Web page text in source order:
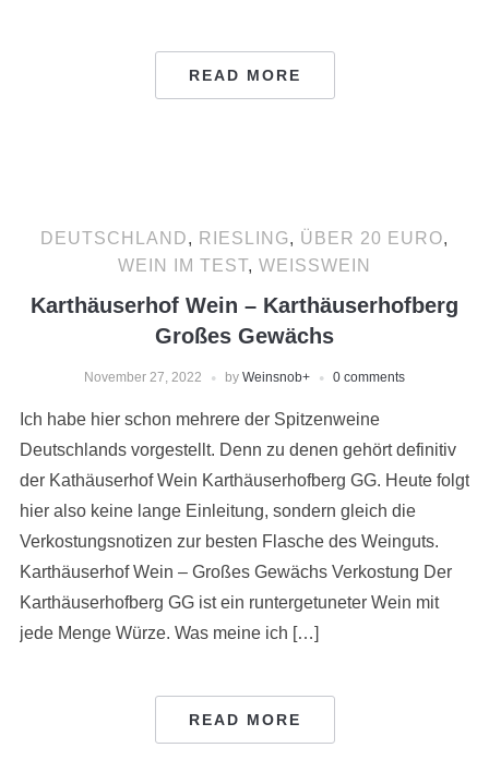
READ MORE
DEUTSCHLAND, RIESLING, ÜBER 20 EURO,
WEIN IM TEST, WEISSWEIN
Karthäuserhof Wein – Karthäuserhofberg
Großes Gewächs
November 27, 2022 by Weinsnob+ 0 comments
Ich habe hier schon mehrere der Spitzenweine
Deutschlands vorgestellt. Denn zu denen gehört definitiv
der Kathäuserhof Wein Karthäuserhofberg GG. Heute folgt
hier also keine lange Einleitung, sondern gleich die
Verkostungsnotizen zur besten Flasche des Weinguts.
Karthäuserhof Wein – Großes Gewächs Verkostung Der
Karthäuserhofberg GG ist ein runtergetuneter Wein mit
jede Menge Würze. Was meine ich […]
READ MORE